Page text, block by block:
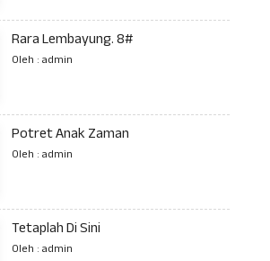
Rara Lembayung. 8#
Oleh : admin
Potret Anak Zaman
Oleh : admin
Tetaplah Di Sini
Oleh : admin